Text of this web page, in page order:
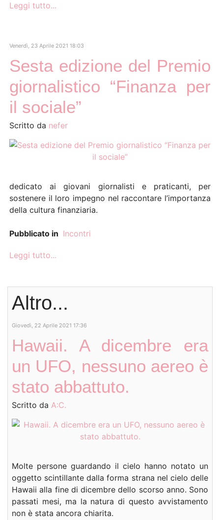
Leggi tutto...
Venerdì, 23 Aprile 2021 18:03
Sesta edizione del Premio
giornalistico “Finanza per
il sociale”
Scritto da nefer
dedicato ai giovani giornalisti e praticanti, per
sostenere il loro impegno nel raccontare l’importanza
della cultura finanziaria.
Pubblicato in Incontri
Leggi tutto...
Altro...
Giovedì, 22 Aprile 2021 17:36
Hawaii. A dicembre era
un UFO, nessuno aereo è
stato abbattuto.
Scritto da A:C.
Molte persone guardando il cielo hanno notato un
oggetto scintillante dalla forma strana nel cielo delle
Hawaii alla fine di dicembre dello scorso anno. Sono
passati mesi, ma la natura di questo avvistamento
non è stata ancora chiarita.